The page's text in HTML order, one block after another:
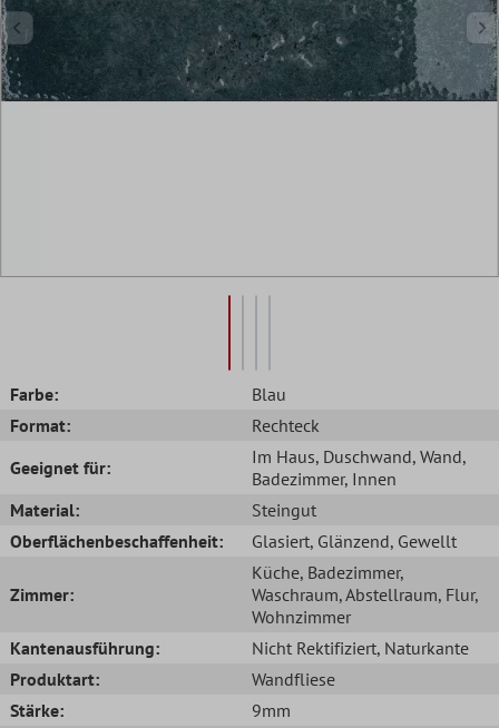
Farbe:
Blau
Format:
Rechteck
Geeignet für:
Im Haus, Duschwand, Wand,
Badezimmer, Innen
Material:
Steingut
Oberflächenbeschaffenheit:
Glasiert, Glänzend, Gewellt
Zimmer:
Küche, Badezimmer,
Waschraum, Abstellraum, Flur,
Wohnzimmer
Kantenausführung:
Nicht Rektifiziert, Naturkante
Produktart:
Wandfliese
Stärke:
9mm